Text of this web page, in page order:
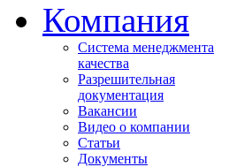
Компания
Система менеджмента
качества
Разрешительная
документация
Вакансии
Видео о компании
Статьи
Документы